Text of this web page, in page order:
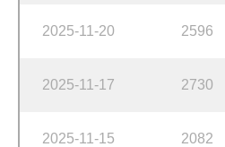
2025-11-20 2596
2025-11-17 2730
2025-11-15 2082